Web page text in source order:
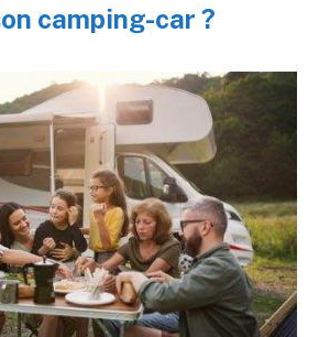
camping-car ?